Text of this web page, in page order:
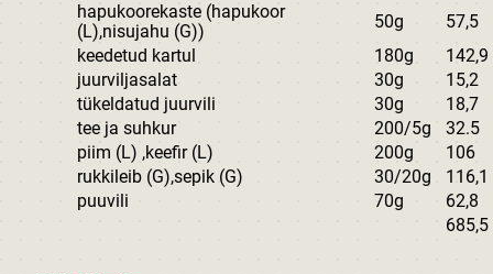
hapukoorekaste (hapukoor
(L),nisujahu (G))
50g
57,5
keedetud kartul
180g
142,9
juurviljasalat
30g
15,2
tükeldatud juurvili
30g
18,7
tee ja suhkur
200/5g
32.5
piim (L) ,keefir (L)
200g
106
rukkileib (G),sepik (G)
30/20g
116,1
puuvili
70g
62,8
685,5